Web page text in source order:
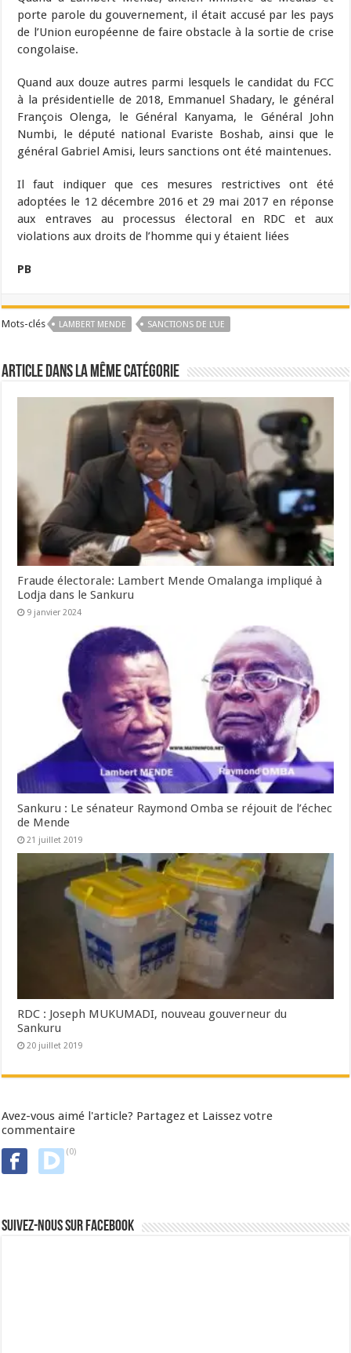
porte parole du gouvernement, il était accusé par les pays
de l’Union européenne de faire obstacle à la sortie de crise
congolaise.
Quand aux douze autres parmi lesquels le candidat du FCC
à la présidentielle de 2018, Emmanuel Shadary, le général
François Olenga, le Général Kanyama, le Général John
Numbi, le député national Evariste Boshab, ainsi que le
général Gabriel Amisi, leurs sanctions ont été maintenues.
Il faut indiquer que ces mesures restrictives ont été
adoptées le 12 décembre 2016 et 29 mai 2017 en réponse
aux entraves au processus électoral en RDC et aux
violations aux droits de l’homme qui y étaient liées
PB
Mots-clés LAMBERT MENDE SANCTIONS DE L'UE
Article dans la même catégorie
Fraude électorale: Lambert Mende Omalanga impliqué à
Lodja dans le Sankuru
9 janvier 2024
Sankuru : Le sénateur Raymond Omba se réjouit de l’échec
de Mende
21 juillet 2019
RDC : Joseph MUKUMADI, nouveau gouverneur du
Sankuru
20 juillet 2019
Avez-vous aimé l'article? Partagez et Laissez votre
commentaire
(0)
Suivez-nous sur Facebook